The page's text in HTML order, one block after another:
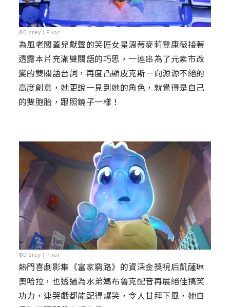
©Disney｜Pixar
為風老闆蓋兒獻聲的笑匠女星溫蒂麥莉登康薇接著
透露本片充滿雙關語的巧思，一連串為了元素市改
變的雙關語台詞，再度凸顯皮克斯一向源源不絕的
高度創意，她更說一見到她的角色，就覺得是自己
的雙胞胎，跟照鏡子一樣！
©Disney｜Pixar
熱門喜劇影集《富家窮路》的資深金獎視后凱薩琳
奧哈拉，也透過為水弟媽布魯克配音再展絕佳搞笑
功力，連哭戲都能配得爆笑，令人甘拜下風，她自